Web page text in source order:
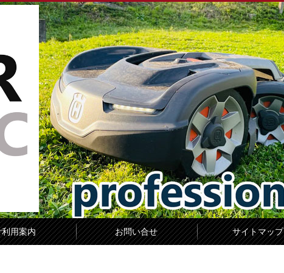
利用案内 お問い合せ サイトマップ